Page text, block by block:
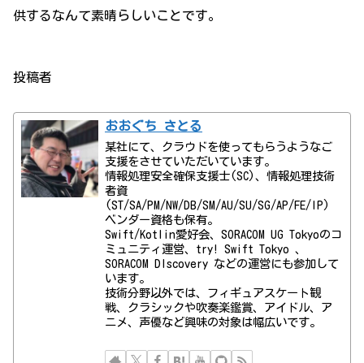
供するなんて素晴らしいことです。
投稿者
おおぐち さとる
某社にて、クラウドを使ってもらうようなご
支援をさせていただいています。
情報処理安全確保支援士(SC)、情報処理技術
者資
(ST/SA/PM/NW/DB/SM/AU/SU/SG/AP/FE/IP)
ベンダー資格も保有。
Swift/Kotlin愛好会、SORACOM UG Tokyoのコ
ミュニティ運営、try! Swift Tokyo 、
SORACOM DIscovery などの運営にも参加して
います。
技術分野以外では、フィギュアスケート観
戦、クラシックや吹奏楽鑑賞、アイドル、ア
ニメ、声優など興味の対象は幅広いです。